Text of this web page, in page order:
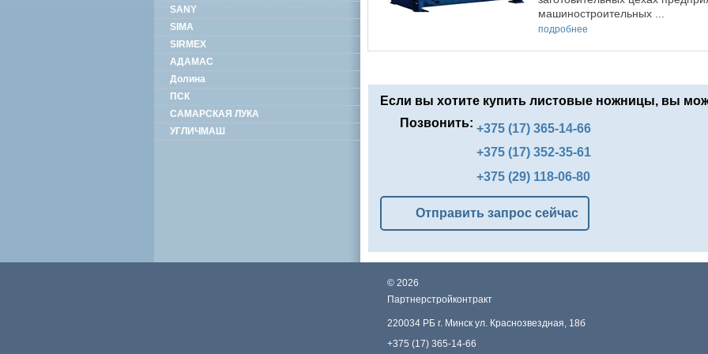
SANY
SIMA
SIRMEX
АДАМАС
Долина
ПСК
САМАРСКАЯ ЛУКА
УГЛИЧМАШ
машиностроительных ...
подробнее
Если вы хотите купить листовые ножницы, вы
Позвонить: +375 (17) 365-14-66
+375 (17) 352-35-61
+375 (29) 118-06-80
Отправить запрос сейчас
© 2026
Партнерстройконтракт
220034 РБ г. Минск ул. Краснозвездная, 18б
+375 (17) 365-14-66